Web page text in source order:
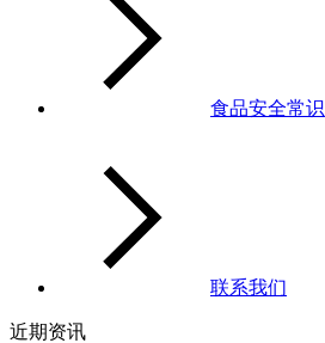
食品安全常识
联系我们
近期资讯